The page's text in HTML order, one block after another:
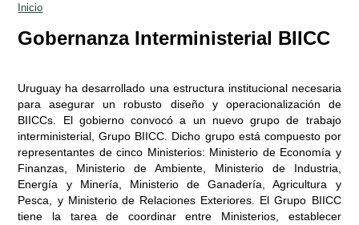
Inicio
Gobernanza Interministerial BIICC
Uruguay ha desarrollado una estructura institucional necesaria
para asegurar un robusto diseño y operacionalización de
BIICCs. El gobierno convocó a un nuevo grupo de trabajo
interministerial, Grupo BIICC. Dicho grupo está compuesto por
representantes de cinco Ministerios: Ministerio de Economía y
Finanzas, Ministerio de Ambiente, Ministerio de Industria,
Energía y Minería, Ministerio de Ganadería, Agricultura y
Pesca, y Ministerio de Relaciones Exteriores. El Grupo BIICC
tiene la tarea de coordinar entre Ministerios, establecer